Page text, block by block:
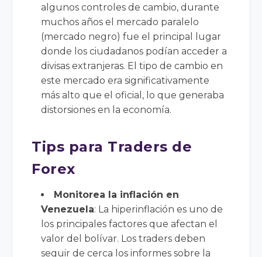
algunos controles de cambio, durante
muchos años el mercado paralelo
(mercado negro) fue el principal lugar
donde los ciudadanos podían acceder a
divisas extranjeras. El tipo de cambio en
este mercado era significativamente
más alto que el oficial, lo que generaba
distorsiones en la economía.
Tips para Traders de
Forex
Monitorea la inflación en
Venezuela: La hiperinflación es uno de
los principales factores que afectan el
valor del bolívar. Los traders deben
seguir de cerca los informes sobre la